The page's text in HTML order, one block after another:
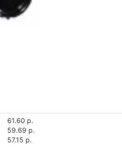
61.60 р.
59.69 р.
57.15 р.